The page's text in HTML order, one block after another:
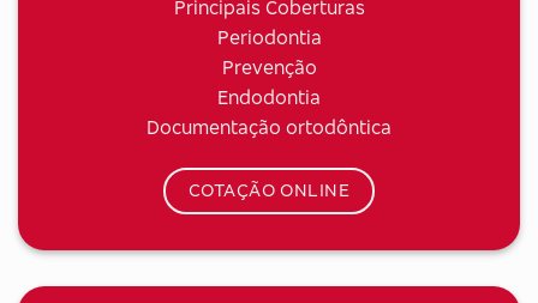
Principais Coberturas
Periodontia
Prevenção
Endodontia
Documentação ortodôntica
COTAÇÃO ONLINE